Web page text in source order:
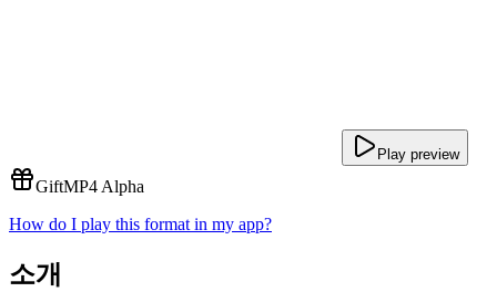
Play preview
GiftMP4 Alpha
How do I play this format in my app?
소개